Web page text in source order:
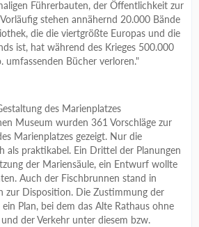
Führerbauten, der Öffentlichkeit zur
stehen annähernd 20.000 Bände
die die viertgrößte Europas und die
ist, hat während des Krieges 500.000
umfassenden Bücher verloren."
des Marienplatzes
Museum wurden 361 Vorschläge zur
Marienplatzes gezeigt. Nur die
als praktikabel. Ein Drittel der Planungen
der Mariensäule, ein Entwurf wollte
Auch der Fischbrunnen stand in
zur Disposition. Die Zustimmung der
Plan, bei dem das Alte Rathaus ohne
der Verkehr unter diesem bzw.